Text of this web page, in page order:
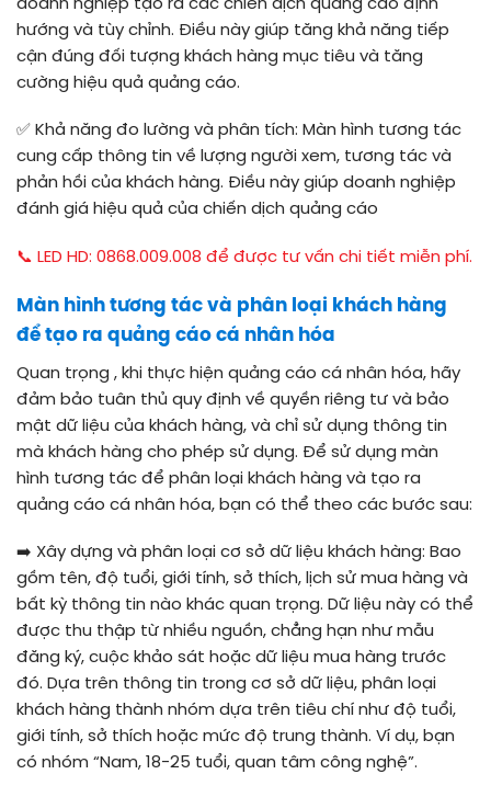
doanh nghiệp tạo ra các chiến dịch quảng cáo định
hướng và tùy chỉnh. Điều này giúp tăng khả năng tiếp
cận đúng đối tượng khách hàng mục tiêu và tăng
cường hiệu quả quảng cáo.
✅ Khả năng đo lường và phân tích: Màn hình tương tác
cung cấp thông tin về lượng người xem, tương tác và
phản hồi của khách hàng. Điều này giúp doanh nghiệp
đánh giá hiệu quả của chiến dịch quảng cáo
📞 LED HD: 0868.009.008 để được tư vấn chi tiết miễn phí.
Màn hình tương tác và phân loại khách hàng
để tạo ra quảng cáo cá nhân hóa
Quan trọng , khi thực hiện quảng cáo cá nhân hóa, hãy
đảm bảo tuân thủ quy định về quyền riêng tư và bảo
mật dữ liệu của khách hàng, và chỉ sử dụng thông tin
mà khách hàng cho phép sử dụng. Để sử dụng màn
hình tương tác để phân loại khách hàng và tạo ra
quảng cáo cá nhân hóa, bạn có thể theo các bước sau:
➡️ Xây dựng và phân loại cơ sở dữ liệu khách hàng: Bao
gồm tên, độ tuổi, giới tính, sở thích, lịch sử mua hàng và
bất kỳ thông tin nào khác quan trọng. Dữ liệu này có thể
được thu thập từ nhiều nguồn, chẳng hạn như mẫu
đăng ký, cuộc khảo sát hoặc dữ liệu mua hàng trước
đó. Dựa trên thông tin trong cơ sở dữ liệu, phân loại
khách hàng thành nhóm dựa trên tiêu chí như độ tuổi,
giới tính, sở thích hoặc mức độ trung thành. Ví dụ, bạn
có nhóm “Nam, 18-25 tuổi, quan tâm công nghệ”.